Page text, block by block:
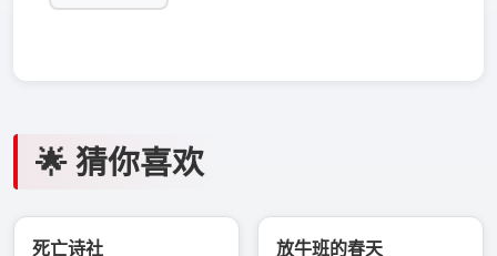
🌟 猜你喜欢
死亡诗社 放牛班的春天